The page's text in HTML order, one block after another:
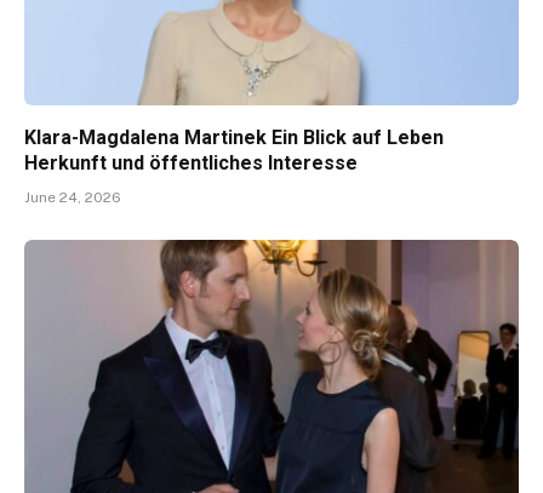
Klara-Magdalena Martinek Ein Blick auf Leben
Herkunft und öffentliches Interesse
June 24, 2026